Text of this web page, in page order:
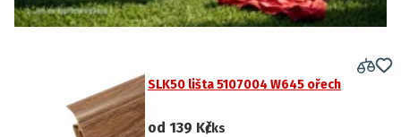
SLK50 lišta 5107004 W645 ořech
od 139 Kč/ks